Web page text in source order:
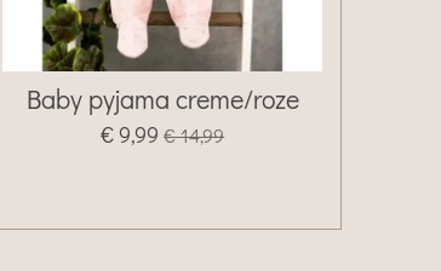
Baby pyjama creme/roze
€ 9,99 € 14,99